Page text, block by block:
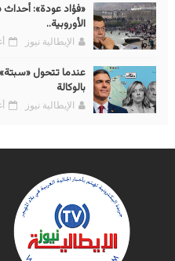
«فؤاد عودة»:
الأوروبية..
الإيطالية نيوز
عندما تتحول «سبتة»
بالوكالة
الإيطالية نيوز